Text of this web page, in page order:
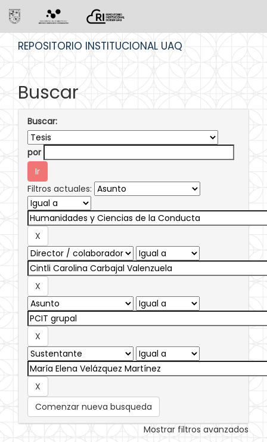
REPOSITORIO INSTITUCIONAL UAQ
Buscar
Buscar:
por
Filtros actuales:
Comenzar nueva busqueda
Mostrar filtros avanzados